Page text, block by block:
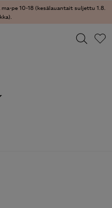
pe 10-18 (kesälauantait suljettu 1.8.